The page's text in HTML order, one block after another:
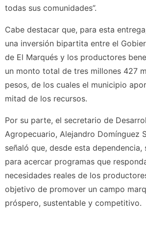
todas sus comunidades”.
Cabe destacar que, para esta
una inversión bipartita entre el
de El Marqués y los productores
un monto total de tres millones 427
pesos, de los cuales el municipio
mitad de los recursos.
Por su parte, el secretario de
Agropecuario, Alejandro Domínguez
señaló que, desde esta dependencia,
para acercar programas que
necesidades reales de los
objetivo de promover un campo
próspero, sustentable y competitivo.